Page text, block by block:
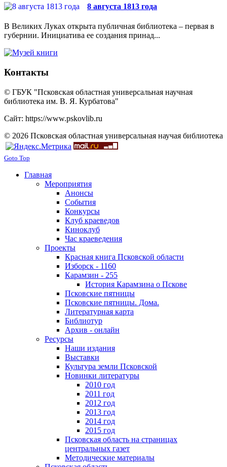
8 августа 1813 года
В Великих Луках открыта публичная библиотека – первая в
губернии. Инициатива ее создания принад...
Контакты
© ГБУК "Псковская областная универсальная научная
библиотека им. В. Я. Курбатова"
Сайт: https://www.pskovlib.ru
© 2026 Псковская областная универсальная научая библиотека
Goto Top
Главная
Мероприятия
Анонсы
События
Конкурсы
Клуб краеведов
Киноклуб
Час краеведения
Проекты
Красная книга Псковской области
Изборск - 1160
Карамзин - 255
История Карамзина о Пскове
Псковские пятницы
Псковские пятницы. Дома.
Литературная карта
Библиотур
Архив - онлайн
Ресурсы
Наши издания
Выставки
Культура земли Псковской
Новинки литературы
2010 год
2011 год
2012 год
2013 год
2014 год
2015 год
Псковская область на страницах
центральных газет
Методические материалы